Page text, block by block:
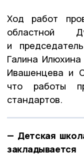
Ход работ
областной
и
Галина
Ивашенцева и
что работы
стандартов.
— Детская